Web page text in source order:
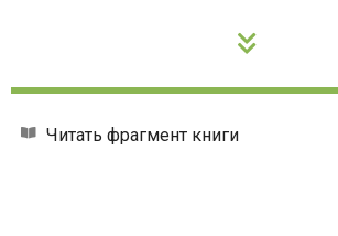
Читать фрагмент книги